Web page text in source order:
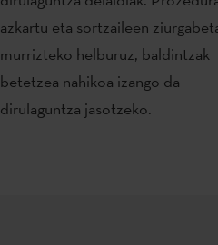
azkartu eta sortzaileen
murrizteko helburuz, baldintzak
betetzea nahikoa izango da
dirulaguntza jasotzeko.